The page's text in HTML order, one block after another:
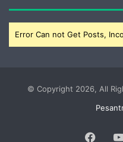
Error Can not Get Posts,
© Copyright 2026, All